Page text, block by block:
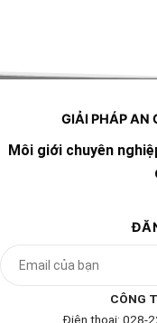
GIẢI PHÁP AN
Môi giới chuyên
CÔNG
Điện thoại: 028-